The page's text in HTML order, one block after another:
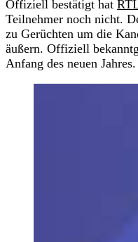
Offiziell bestätigt hat
Teilnehmer noch nicht.
zu Gerüchten um die
äußern. Offiziell
Anfang des neuen Jahres.